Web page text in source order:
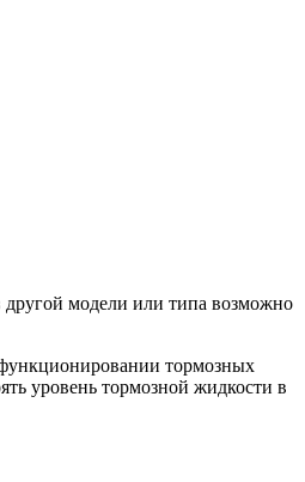
другой модели или типа возможно
тормозных
уровень тормозной жидкости в